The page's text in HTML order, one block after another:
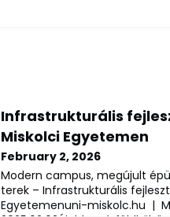
Infrastrukturális
Miskolci Egyetemen
February 2, 2026
Modern campus, megújult
terek – Infrastrukturális
Egyetemenuni-miskolc.hu |